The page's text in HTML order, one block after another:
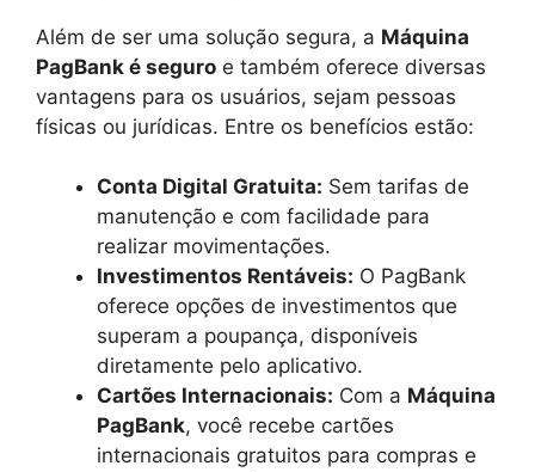
Além de ser uma solução segura, a Máquina
PagBank é seguro e também oferece diversas
vantagens para os usuários, sejam pessoas
físicas ou jurídicas. Entre os benefícios estão:
Conta Digital Gratuita: Sem tarifas de
manutenção e com facilidade para
realizar movimentações.
Investimentos Rentáveis: O PagBank
oferece opções de investimentos que
superam a poupança, disponíveis
diretamente pelo aplicativo.
Cartões Internacionais: Com a Máquina
PagBank, você recebe cartões
internacionais gratuitos para compras e